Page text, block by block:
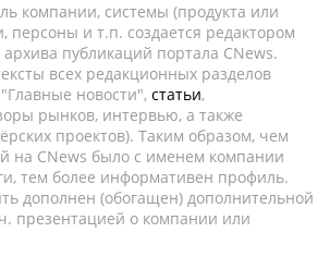
компании, системы (продукта или
персоны и т.п. создается редактором
публикаций портала CNews.
всех редакционных разделов
новости", статьи,
рынков, интервью, а также
проектов). Таким образом, чем
на CNews было с именем компании
тем более информативен профиль.
дополнен (обогащен) дополнительной
презентацией о компании или